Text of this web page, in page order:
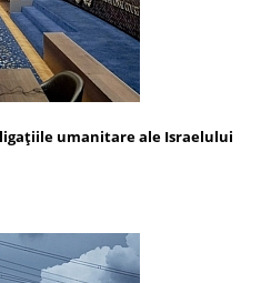
umanitare ale Israelului